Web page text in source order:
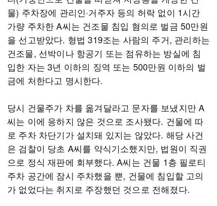
물) 주차장에 관리인·거주자 등의 허락 없이 1시간
가량 주차한 A씨는 건조물 침입 혐의로 벌금 50만원
을 선고받았다. 형법 319조는 사람의 주거, 관리하는
건조물, 선박이나 항공기 또는 점유하는 방실에 침
입한 자는 3년 이하의 징역 또는 500만원 이하의 벌
금에 처한다고 명시한다.
당시 건물주가 차를 옮겨달라고 문자를 보냈지만 A
씨는 이에 응하지 않은 것으로 조사됐다. 건물에 따
로 주차 차단기가 설치돼 있지는 않았다. 해당 사건
은 검찰이 당초 A씨를 약식기소했지만, 법원이 직권
으로 정식 재판에 회부했다. A씨는 건물 1층 필로티
주차 공간에 잠시 주차했을 뿐, 건물에 침입할 고의
가 없었다는 취지로 주장했던 것으로 전해졌다.